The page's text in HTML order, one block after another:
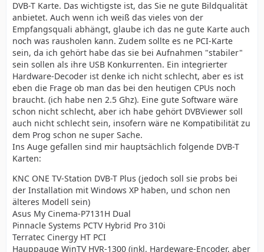
DVB-T Karte. Das wichtigste ist, das Sie ne gute Bildqualität
anbietet. Auch wenn ich weiß das vieles von der
Empfangsquali abhängt, glaube ich das ne gute Karte auch
noch was rausholen kann. Zudem sollte es ne PCI-Karte
sein, da ich gehört habe das sie bei Aufnahmen "stabiler"
sein sollen als ihre USB Konkurrenten. Ein integrierter
Hardware-Decoder ist denke ich nicht schlecht, aber es ist
eben die Frage ob man das bei den heutigen CPUs noch
braucht. (ich habe nen 2.5 Ghz). Eine gute Software wäre
schon nicht schlecht, aber ich habe gehört DVBViewer soll
auch nicht schlecht sein, insofern wäre ne Kompatibilität zu
dem Prog schon ne super Sache.
Ins Auge gefallen sind mir hauptsächlich folgende DVB-T
Karten:
KNC ONE TV-Station DVB-T Plus (jedoch soll sie probs bei
der Installation mit Windows XP haben, und schon nen
älteres Modell sein)
Asus My Cinema-P7131H Dual
Pinnacle Systems PCTV Hybrid Pro 310i
Terratec Cinergy HT PCI
Hauppauge WinTV HVR-1300 (inkl. Hardeware-Encoder, aber